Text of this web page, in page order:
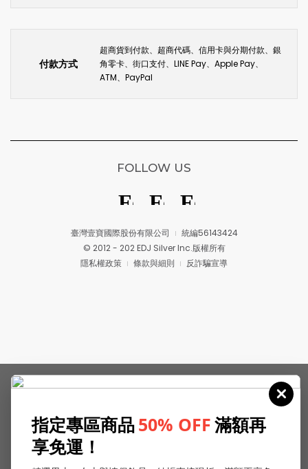
付款方式
超商貨到付款、超商代碼、信用卡與分期付款、銀
角零卡、街口支付、LINE Pay、Apple Pay、
ATM、PayPal
臺灣壹寶國際股份有限公司
統編56143424
© 2012 - 202 EDJ Silver Inc.版權所有
隱私權政策
條款與細則 反詐騙宣導
FOLLOW US
指定專區商品50% OFF滿額再
享免運！